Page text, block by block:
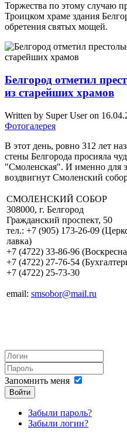
Торжества по этому случаю
Троицком храме здания
обретения святых мощей.
Белгород отметил
из старейших храмов
Written by Super User on
Фотогалерея
В этот день, ровно 312 лет
стены Белгорода просияла
"Смоленская". И именно для
воздвигнут Смоленский
СМОЛЕНСКИЙ СОБОР
308000, г. Белгород
Гражданский проспект, 50
тел.: +7 (905) 173-26-09
лавка)
+7 (4722) 33-86-96
+7 (4722) 27-76-54
+7 (4722) 25-73-30
email: smsobor@mail.ru
Запомнить меня
Войти
Забыли пароль?
Забыли логин?